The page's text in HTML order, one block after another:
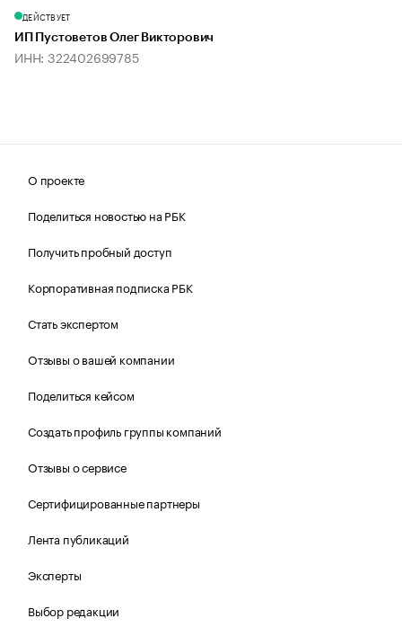
ДЕЙСТВУЕТ
ИП Пустоветов Олег Викторович
ИНН: 322402699785
О проекте
Поделиться новостью на РБК
Получить пробный доступ
Корпоративная подписка РБК
Стать экспертом
Отзывы о вашей компании
Поделиться кейсом
Создать профиль группы компаний
Отзывы о сервисе
Сертифицированные партнеры
Лента публикаций
Эксперты
Выбор редакции